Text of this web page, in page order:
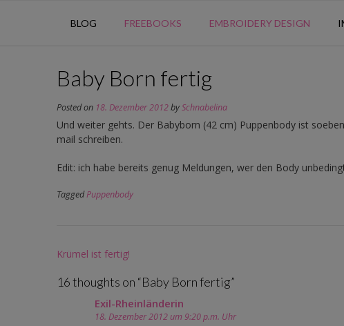
BLOG FREEBOOKS EMBROIDERY DESIGN
Baby Born fertig
Posted on 18. Dezember 2012bySchnabelina
Und weiter gehts. Der Babyborn (42 cm) Puppenbody ist
mail schreiben.
Edit: ich habe bereits genug Meldungen, wer den Body
TaggedPuppenbody
Post
Krümel ist fertig!
16 thoughts on “Baby Born fertig”
Exil-Rheinländerin
18. Dezember 2012 um 9:20 p.m. Uhr